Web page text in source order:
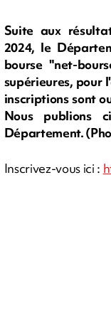
Suite aux
2024, le
bourse "net-
supérieures, pour
inscriptions sont
Nous publions
Département.
Inscrivez-vous ici :